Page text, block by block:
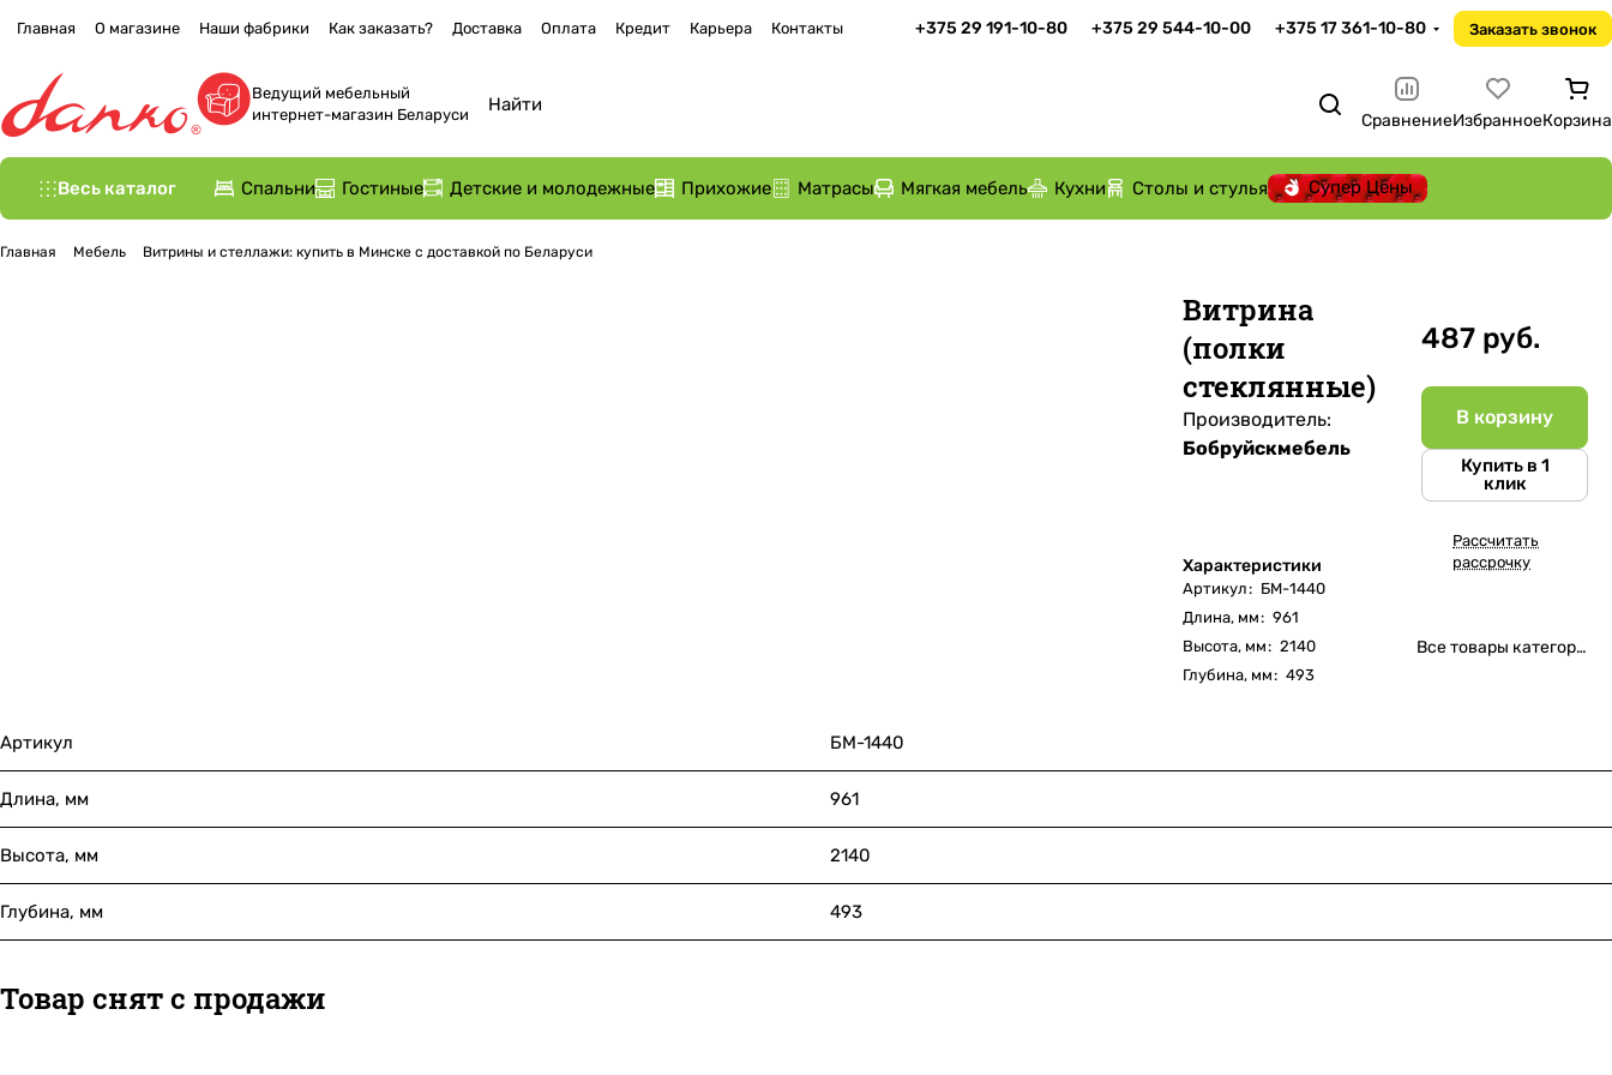
Главная О магазине Наши фабрики Как заказать? Доставка Оплата Кредит Карьера Контакты +375 29 191-10-80 +375 29 544-10-00 +375 17 361-10-80 Заказать звонок
Ведущий мебельный
интернет-магазин Беларуси
СравнениеИзбранноеКорзина
Весь каталог Спальни Гостиные Детские и молодежные Прихожие Матрасы Мягкая мебель Кухни Столы и стулья Супер Цены
Главная Мебель Витрины и стеллажи: купить в Минске с доставкой по Беларуси
Витрина
(полки
стеклянные)
Производитель:
Бобруйскмебель
Характеристики
Артикул: БМ-1440
Длина, мм: 961
Высота, мм: 2140
Глубина, мм: 493
487 руб.
В корзину
Купить в 1
клик
Рассчитать
рассрочку
Все товары категории
Артикул БМ-1440
Длина, мм 961
Высота, мм 2140
Глубина, мм 493
Товар снят с продажи